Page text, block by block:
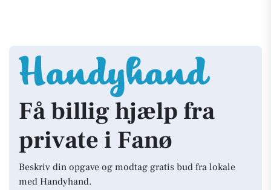
Få billig hjælp fra
private i Fanø
Beskriv din opgave og modtag gratis bud fra lokale
med Handyhand.